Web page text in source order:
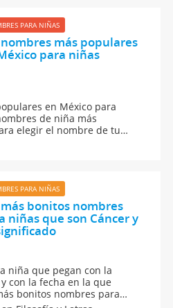
PARA NIÑAS
nombres más populares
para niñas
en México para
de niña más
elegir el nombre de tu
para niñas que son los
bebés recién nacidos en
PARA NIÑAS
más bonitos nombres
niñas que son Cáncer y
niña que pegan con la
con la fecha en la que
bonitos nombres para